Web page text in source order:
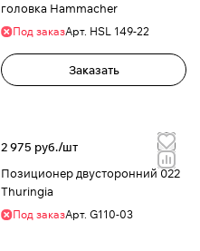
головка Hammacher
Под заказАрт. HSL 149-22
Заказать
2 975 руб./шт
Позиционер двусторонний 022
Thuringia
Под заказАрт. G110-03